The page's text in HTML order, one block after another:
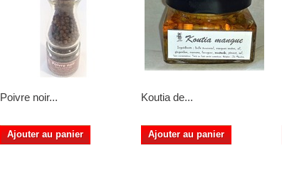
Poivre noir...
Ajouter au panier
Koutia de...
Ajouter au panier